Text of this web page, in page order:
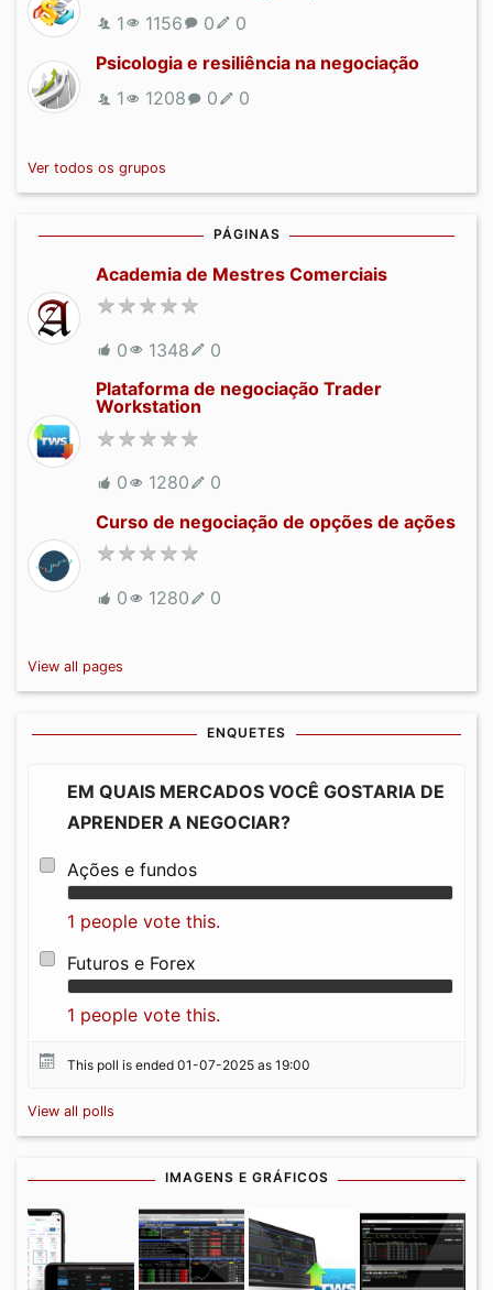
1
1156 0
0
Psicologia e resiliência na negociação
1
1208 0 0
Ver todos os grupos
PÁGINAS
Academia de Mestres Comerciais
0 1348
0
Plataforma de negociação Trader
Workstation
0 1280
0
Curso de negociação de opções de ações
0 1280 0
View all pages
ENQUETES
EM QUAIS MERCADOS VOCÊ GOSTARIA DE
APRENDER A NEGOCIAR?
Ações e fundos
1 people vote this.
Futuros e Forex
1 people vote this.
This poll is ended 01-07-2025 as 19:00
View all polls
IMAGENS E GRÁFICOS